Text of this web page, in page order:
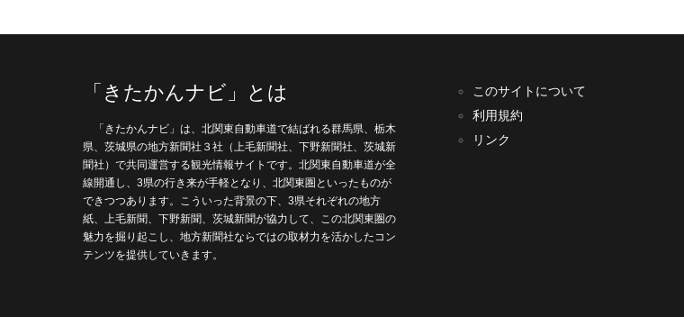
「きたかんナビ」とは
「きたかんナビ」は、北関東自動車道で結ばれる群馬県、栃木
県、茨城県の地方新聞社３社（上毛新聞社、下野新聞社、茨城新
聞社）で共同運営する観光情報サイトです。北関東自動車道が全
線開通し、3県の行き来が手軽となり、北関東圏といったものが
できつつあります。こういった背景の下、3県それぞれの地方
紙、上毛新聞、下野新聞、茨城新聞が協力して、この北関東圏の
魅力を掘り起こし、地方新聞社ならではの取材力を活かしたコン
テンツを提供していきます。
このサイトについて
利用規約
リンク